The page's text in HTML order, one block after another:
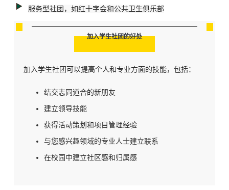
服务型社团，如红十字会和公共卫生俱乐部
加入学生社团的好处
加入学生社团可以提高个人和专业方面的技能，包括：
结交志同道合的新朋友
建立领导技能
获得活动策划和项目管理经验
与您感兴趣领域的专业人士建立联系
在校园中建立社区感和归属感